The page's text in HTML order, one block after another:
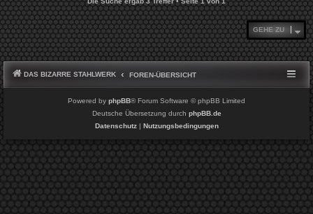
GEHE ZU
DAS BIZARRE STAHLWERK FOREN-ÜBERSICHT
Powered by phpBB® Forum Software © phpBB Limited
Deutsche Übersetzung durch phpBB.de
Datenschutz| Nutzungsbedingungen